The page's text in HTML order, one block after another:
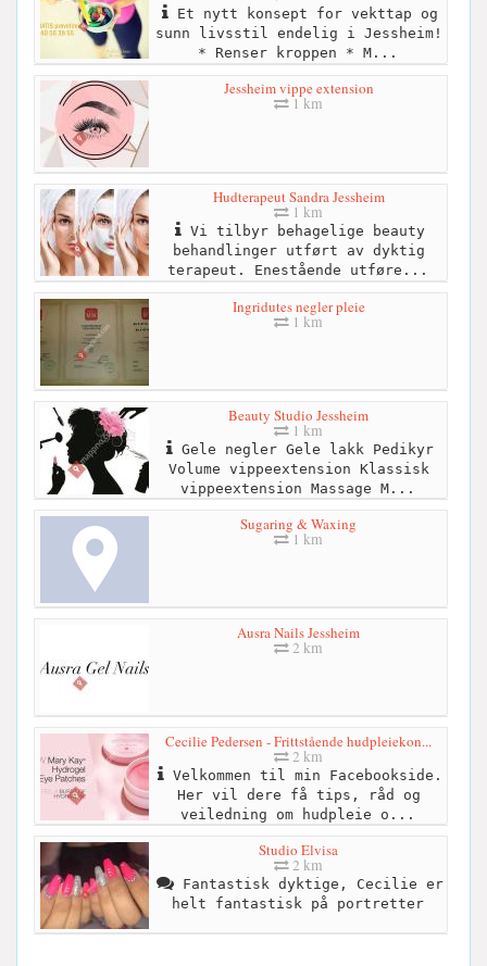
Et nytt konsept for vekttap og
sunn livsstil endelig i Jessheim!
* Renser kroppen * M...
Jessheim vippe extension
1 km
Hudterapeut Sandra Jessheim
1 km
Vi tilbyr behagelige beauty
behandlinger utført av dyktig
terapeut. Enestående utføre...
Ingridutes negler pleie
1 km
Beauty Studio Jessheim
1 km
Gele negler Gele lakk Pedikyr
Volume vippeextension Klassisk
vippeextension Massage M...
Sugaring & Waxing
1 km
Ausra Nails Jessheim
2 km
Cecilie Pedersen - Frittstående hudpleiekon...
2 km
Velkommen til min Facebookside.
Her vil dere få tips, råd og
veiledning om hudpleie o...
Studio Elvisa
2 km
Fantastisk dyktige, Cecilie er
helt fantastisk på portretter